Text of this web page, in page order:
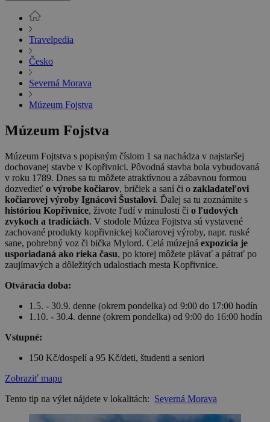
Travelpedia
Česko
Severná Morava
Múzeum Fojstva
Múzeum Fojstva
Múzeum Fojtstva s popisným číslom 1 sa nachádza v najstaršej
dochovanej stavbe v Kopřivnici. Pôvodná stavba bola vybudovaná
v roku 1789. Dnes sa tu môžete atraktívnou a zábavnou formou
dozvedieť o výrobe kočiarov, bričiek a saní či o zakladateľovi
kočiarovej výroby Ignácovi Šustalovi. Ďalej sa tu zoznámite s
históriou Kopřivnice, živote ľudí v minulosti či o ľudových
zvykoch a tradíciách. V stodole Múzea Fojtstva sú vystavené
zachované produkty kopřivnickej kočiarovej výroby, napr. ruské
sane, pohrebný voz či bička Mylord. Celá múzejná expozícia je
usporiadaná ako rieka času, po ktorej môžete plávať a pátrať po
zaujímavých a dôležitých udalostiach mesta Kopřivnice.
Otváracia doba:
1.5. - 30.9. denne (okrem pondelka) od 9:00 do 17:00 hodín
1.10. - 30.4. denne (okrem pondelka) od 9:00 do 16:00 hodín
Vstupné:
150 Kč/dospelí a 95 Kč/deti, študenti a seniori
Zobraziť mapu
Tento tip na výlet nájdete v lokalitách: Severná Morava